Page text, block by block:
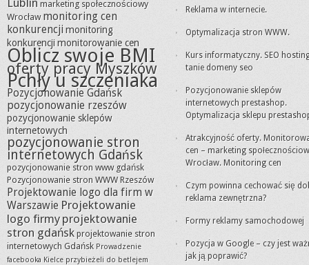
Lublin marketing społecznościowy
Wrocław monitoring cen
konkurencjimonitoring
konkurencjimonitorowanie cen
Oblicz swoje BMI
oferty pracy Myszków
Pchły u szczeniaka
Pozycjonowanie Gdańsk
pozycjonowanie rzeszów
pozycjonowanie sklepów
internetowych
pozycjonowanie stron
internetowych Gdańsk
pozycjonowanie stron www gdańsk
Pozycjonowanie stron WWW Rzeszów
Projektowanie logo dla firm w
Warszawie Projektowanie
logo firmy projektowanie
stron gdańsk projektowanie stron
internetowych Gdańsk Prowadzenie
facebooka Kielce przybieżeli do betlejem
Reklama w internecie.
Optymalizacja stron WWW.
Kurs informatyczny. SEO
tanie domeny seo
Pozycjonowanie sklepów
internetowych prestashop.
Optymalizacja sklepu
Atrakcyjność oferty.
cen – marketing
Wrocław. Monitoring cen
Czym powinna cechować się
reklama zewnętrzna?
Formy reklamy samochodowej
Pozycja w Google – czy jest
jak ją poprawić?